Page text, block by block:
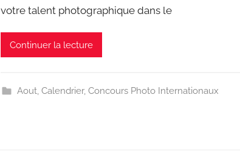
votre talent photographique dans le
Continuer la lecture
Aout,Calendrier,Concours Photo Internationaux